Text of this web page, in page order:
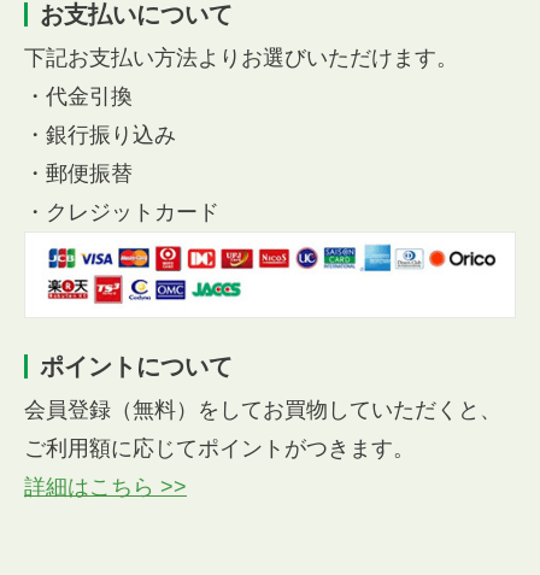
お支払いについて
下記お支払い方法よりお選びいただけます。
・代金引換
・銀行振り込み
・郵便振替
・クレジットカード
ポイントについて
会員登録（無料）をしてお買物していただくと、
ご利用額に応じてポイントがつきます。
詳細はこちら >>